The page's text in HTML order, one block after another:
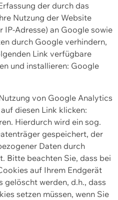
der durch das
Nutzung der Website
IP-Adresse) an Google sowie
durch Google verhindern,
Link verfügbare
und installieren: Google
von Google Analytics
diesen Link klicken:
Hierdurch wird ein sog.
gespeichert, der
Daten durch
Bitte beachten Sie, dass bei
auf Ihrem Endgerät
werden, d.h., dass
setzen müssen, wenn Sie